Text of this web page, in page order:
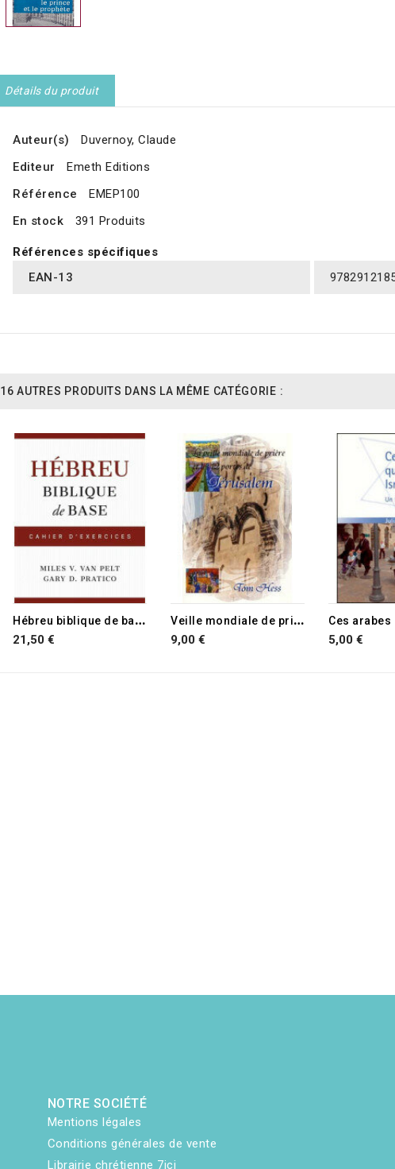
Détails du produit
Auteur(s)
Duvernoy, Claude
Editeur
Emeth Editions
Référence
EMEP100
En stock
391 Produits
Références spécifiques
EAN-13
16 AUTRES PRODUITS DANS LA MÊME CATÉGORIE :
H
ébreu biblique de base
21,50 €
V
eille mondiale de prière et les 12 portes de Jérusalem
9,00 € 5,00 €
NOTRE SOCIÉTÉ
Mentions légales
Conditions générales de vente
Librairie chrétienne 7ici